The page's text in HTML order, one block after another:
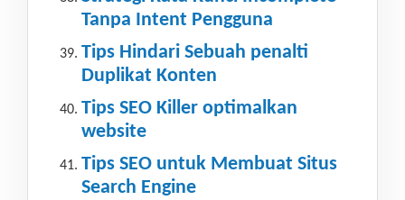
Tanpa Intent Pengguna
Tips Hindari Sebuah penalti
Duplikat Konten
Tips SEO Killer optimalkan
website
Tips SEO untuk Membuat Situs
Search Engine